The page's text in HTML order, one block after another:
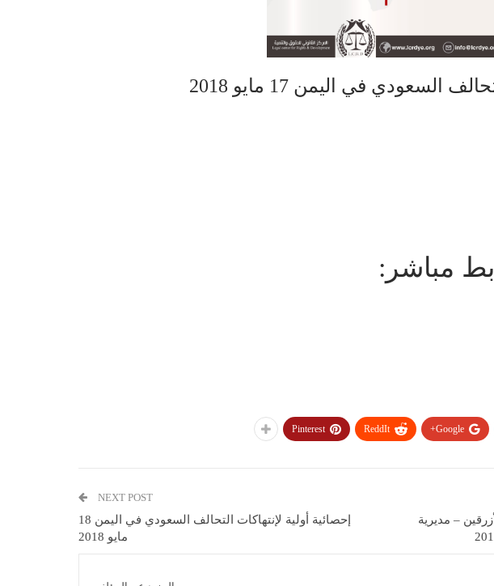
السعودي في اليمن 17 مايو 2018
مباشر:
Google+
ReddIt
Pinterest
– مديرية
NEXT POST
إحصائية أولية لإنتهاكات التحالف السعودي في اليمن 18
مايو 2018